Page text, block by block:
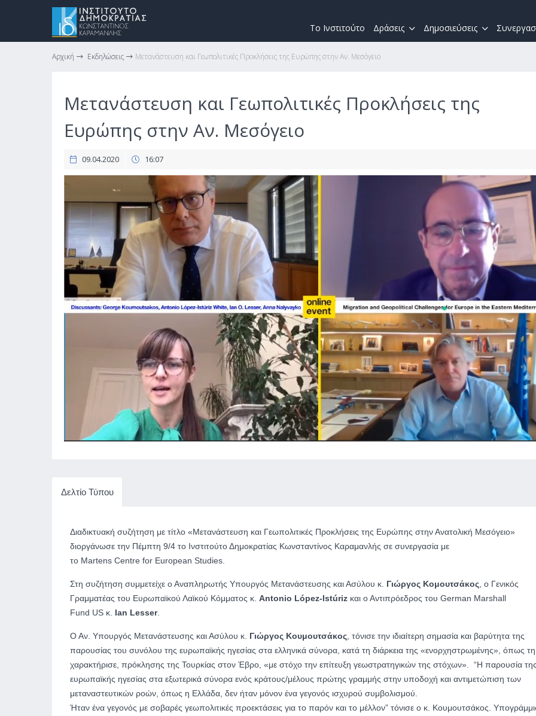
Το Ινστιτούτο Δράσεις Δημοσιεύσεις
Αρχική Εκδηλώσεις Μετανάστευση και Γεωπολιτικές Προκλήσεις της Ευρώπης στην Αν. Μεσόγειο
Μετανάστευση και Γεωπολιτικές Προκλήσεις της
Ευρώπης στην Αν. Μεσόγειο
09.04.2020 16:07
Δελτίο Τύπου
Διαδικτυακή συζήτηση με τίτλο «Μετανάστευση και Γεωπολιτικές Προκλήσεις της Ευρώπης στην Ανατολική Μεσόγειο»
διοργάνωσε την Πέμπτη 9/4 το Ινστιτούτο Δημοκρατίας Κωνσταντίνος Καραμανλής σε συνεργασία με
το Martens Centre for European Studies.
Στη συζήτηση συμμετείχε ο Αναπληρωτής Υπουργός Μετανάστευσης και Ασύλου κ. Γιώργος Κομουτσάκος , ο Γενικός
Γραμματέας του Ευρωπαϊκού Λαϊκού Κόμματος κ. Antonio López-Istúriz και ο Αντιπρόεδρος του German Marshall
Fund US κ. Ian Lesser.
Ο Αν. Υπουργός Μετανάστευσης και Ασύλου κ. Γιώργος Κουμουτσάκος , τόνισε την ιδιαίτερη σημασία και βαρύτητα της
παρουσίας του συνόλου της ευρωπαϊκής ηγεσίας στα ελληνικά σύνορα, κατά τη διάρκεια της «ενορχηστρωμένης», όπως τη
χαρακτήρισε, πρόκλησης της Τουρκίας στον Έβρο, «με στόχο την επίτευξη γεωστρατηγικών της στόχων». “Η παρουσία της
ευρωπαϊκής ηγεσίας στα εξωτερικά σύνορα ενός κράτους/μέλους πρώτης γραμμής στην υποδοχή και αντιμετώπιση των
μεταναστευτικών ροών, όπως η Ελλάδα, δεν ήταν μόνον ένα γεγονός ισχυρού συμβολισμού.
Ήταν ένα γεγονός με σοβαρές γεωπολιτικές προεκτάσεις για το παρόν και το μέλλον” τόνισε ο κ. Κουμουτσάκος.